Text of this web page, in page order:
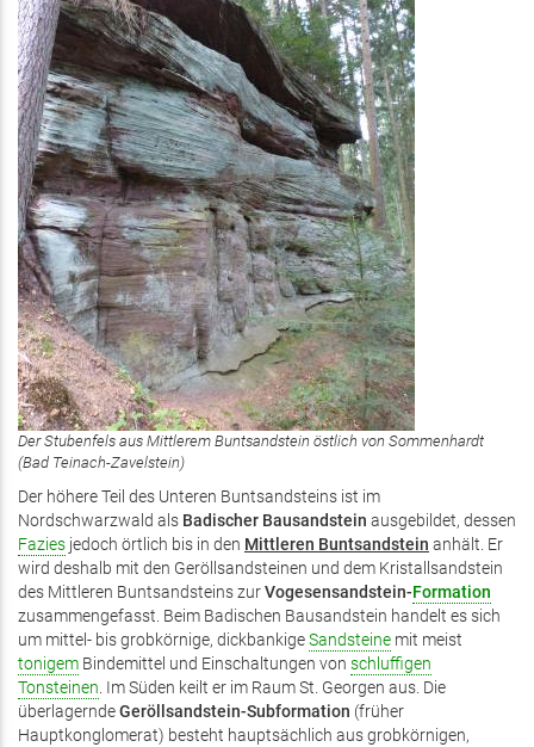
Der Stubenfels aus Mittlerem Buntsandstein östlich von Sommenhardt
(Bad Teinach-Zavelstein)
Der höhere Teil des Unteren Buntsandsteins ist im
Nordschwarzwald als Badischer Bausandstein ausgebildet, dessen
Fazies jedoch örtlich bis in den Mittleren Buntsandstein anhält. Er
wird deshalb mit den Geröllsandsteinen und dem Kristallsandstein
des Mittleren Buntsandsteins zurVogesensandstein-Formation
zusammengefasst. Beim Badischen Bausandstein handelt es sich
um mittel- bis grobkörnige, dickbankigeSandsteine mit meist
tonigem Bindemittel und Einschaltungen von schluffigen
Tonsteinen. Im Süden keilt er im Raum St. Georgen aus. Die
überlagerndeGeröllsandstein-Subformation (früher
Hauptkonglomerat) besteht hauptsächlich aus grobkörnigen,